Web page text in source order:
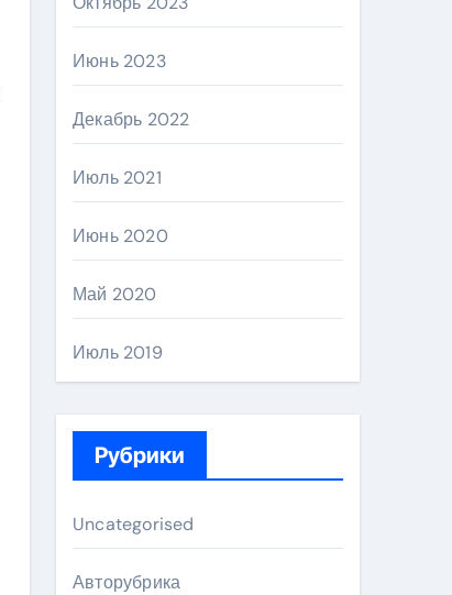
Июнь 2023
Декабрь 2022
Июль 2021
Июнь 2020
Май 2020
Июль 2019
Рубрики
Uncategorised
Авторубрика